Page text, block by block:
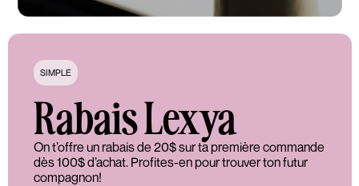
SIMPLE
Rabais Lexya
On t’offre un rabais de 20$ sur ta première commande
dès 100$ d’achat. Profites-en pour trouver ton futur
compagnon!